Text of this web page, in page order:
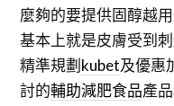
麼夠的要提供固醇越
基本上就是皮膚受到
精準規劃kubet及優惠
討的輔助減肥食品產